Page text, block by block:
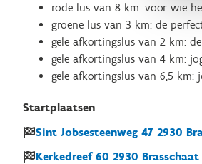
rode lus van 8 km: voor wie
groene lus van 3 km: de
gele afkortingslus van 2 km:
gele afkortingslus van 4 km:
gele afkortingslus van 6,5
Startplaatsen
Sint Jobsesteenweg 47 2930
Kerkedreef 60 2930 Brasschaat